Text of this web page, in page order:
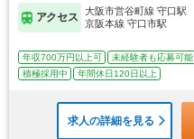
アクセス
大阪市営谷町線 守口駅
京阪本線 守口市駅
年収700万円以上可 未経験者も応募可能
積極採用中
年間休日120日以上
求人の詳細を見る